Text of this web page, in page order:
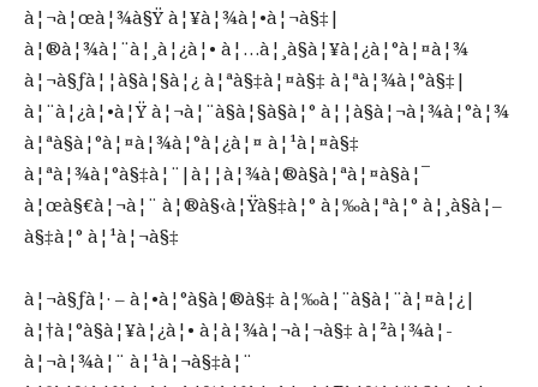
à¦¬à¦œà¦¾à§Ÿ à¦¥à¦¾à¦•à¦¬à§‡|
à¦®à¦¾à¦¨à¦¸à¦¿à¦• à¦…à¦¸à§à¦¥à¦¿à¦°à¦¤à¦¾
à¦¬à§ƒà¦¦à§à¦§à¦¿ à¦ªà§‡à¦¤à§‡ à¦ªà¦¾à¦°à§‡|
à¦¨à¦¿à¦•à¦Ÿ à¦¬à¦¨à§à¦§à§à¦° à¦¦à§à¦¬à¦¾à¦°à¦¾
à¦ªà§à¦°à¦¤à¦¾à¦°à¦¿à¦¤ à¦¹à¦¤à§‡
à¦ªà¦¾à¦°à§‡à¦¨|à¦¦à¦¾à¦®à§à¦ªà¦¤à§à¦¯
à¦œà§€à¦¬à¦¨ à¦®à§‹à¦Ÿà§‡à¦° à¦‰à¦ªà¦° à¦¸à§à¦–
à§‡à¦° à¦¹à¦¬à§‡
à¦¬à§ƒà¦· – à¦•à¦°à§à¦®à§‡ à¦‰à¦¨à§à¦¨à¦¤à¦¿|
à¦†à¦°à§à¦¥à¦¿à¦• à¦­à¦¾à¦¬à¦¬à§‡ à¦²à¦¾à¦­
à¦¬à¦¾à¦¨ à¦¹à¦¬à§‡à¦¨